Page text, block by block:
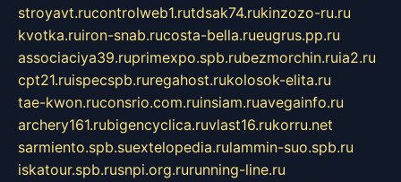
stroyavt.rucontrolweb1.rutdsak74.rukinzozo-ru.ru
kvotka.ruiron-snab.rucosta-bella.rueugrus.pp.ru
associaciya39.ruprimexpo.spb.rubezmorchin.ruia2.ru
cpt21.ruispecspb.ruregahost.rukolosok-elita.ru
tae-kwon.ruconsrio.com.ruinsiam.ruavegainfo.ru
archery161.rubigencyclica.ruvlast16.rukorru.net
sarmiento.spb.suextelopedia.rulammin-suo.spb.ru
iskatour.spb.rusnpi.org.rurunning-line.ru